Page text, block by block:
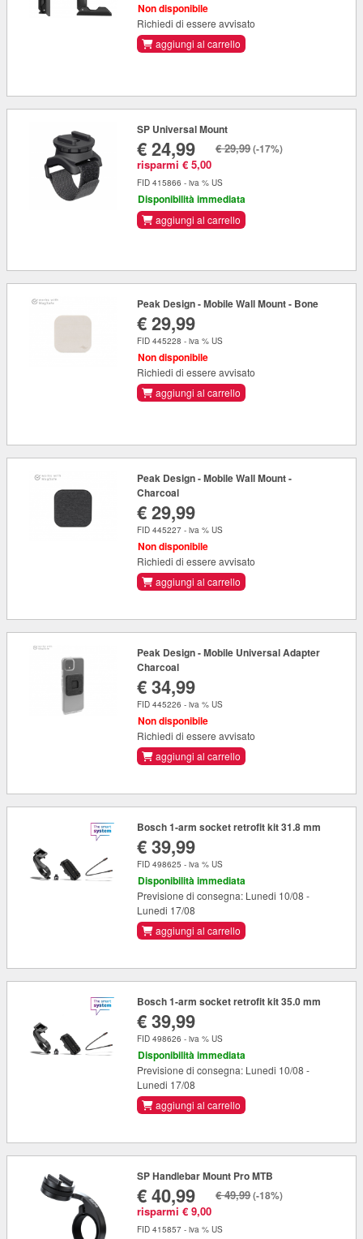
Non disponibile
Richiedi di essere avvisato
aggiungi al carrello
SP Universal Mount
€ 24,99
risparmi € 5,00
€ 29,99(-17%)
FID 415866 - iva % US
Disponibilità immediata
aggiungi al carrello
Peak Design - Mobile Wall Mount - Bone
€ 29,99
FID 445228 - iva % US
Non disponibile
Richiedi di essere avvisato
aggiungi al carrello
Peak Design - Mobile Wall Mount -
Charcoal
€ 29,99
FID 445227 - iva % US
Non disponibile
Richiedi di essere avvisato
aggiungi al carrello
Peak Design - Mobile Universal Adapter
Charcoal
€ 34,99
FID 445226 - iva % US
Non disponibile
Richiedi di essere avvisato
aggiungi al carrello
Bosch 1-arm socket retrofit kit 31.8 mm
€ 39,99
FID 498625 - iva % US
Disponibilità immediata
Previsione di consegna: Lunedi 10/08 -
Lunedi 17/08
aggiungi al carrello
Bosch 1-arm socket retrofit kit 35.0 mm
€ 39,99
FID 498626 - iva % US
Disponibilità immediata
Previsione di consegna: Lunedi 10/08 -
Lunedi 17/08
aggiungi al carrello
SP Handlebar Mount Pro MTB
€ 40,99
risparmi € 9,00
€ 49,99(-18%)
FID 415857 - iva % US